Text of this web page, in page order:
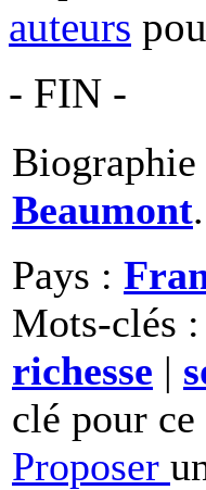
auteurs
- FIN -
Biographie
Beaumont.
Pays :
Mots-clés :
richesse |
clé pour ce
Proposer